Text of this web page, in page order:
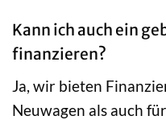
Kann ich auch ein
finanzieren?
Ja, wir bieten
Neuwagen als auch